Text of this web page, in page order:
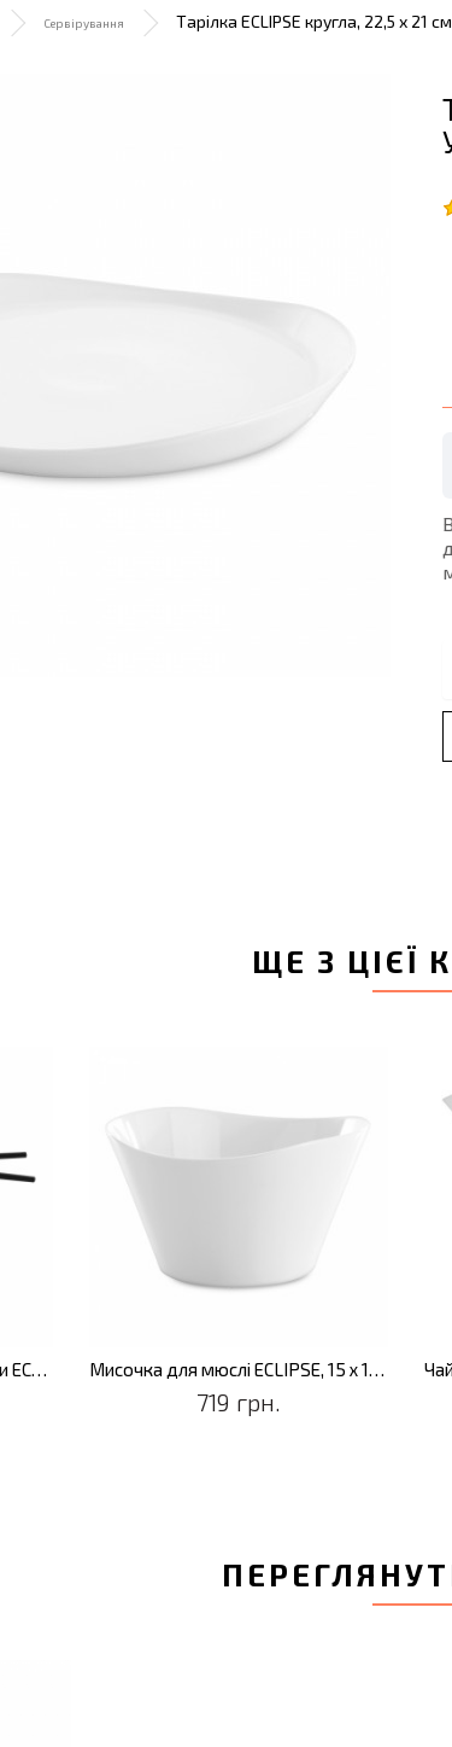
Сервірування Тарілка ECLIPSE кругла, 22,5 х 21
ЩЕ З ЦІЄЇ
719 грн.